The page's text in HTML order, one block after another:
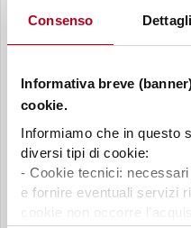
Consenso Dettagli
Informativa breve
cookie.
Informiamo che in questo
diversi tipi di cookie:
- Cookie tecnici:
e fornire eventuali servizi
cookie non occorre
connesse di cui al punto
Il presente consenso è
Esprimo il consenso
Consenso per il
Esprimo il consenso per
dell’informativa e quindi
comunicazioni
telefono e strumenti